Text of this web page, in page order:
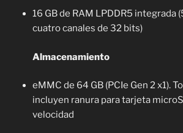
16 GB de RAM LPDDR5 integrada
cuatro canales de 32 bits)
Almacenamiento
eMMC de 64 GB (PCIe Gen 2 x1).
incluyen ranura para tarjeta
velocidad